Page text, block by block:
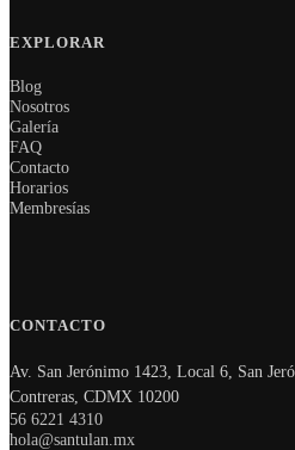
EXPLORAR
Blog
Nosotros
Galería
FAQ
Contacto
Horarios
Membresías
CONTACTO
Av. San Jerónimo 1423, Local 6, San
Contreras, CDMX 10200
56 6221 4310
hola@santulan.mx